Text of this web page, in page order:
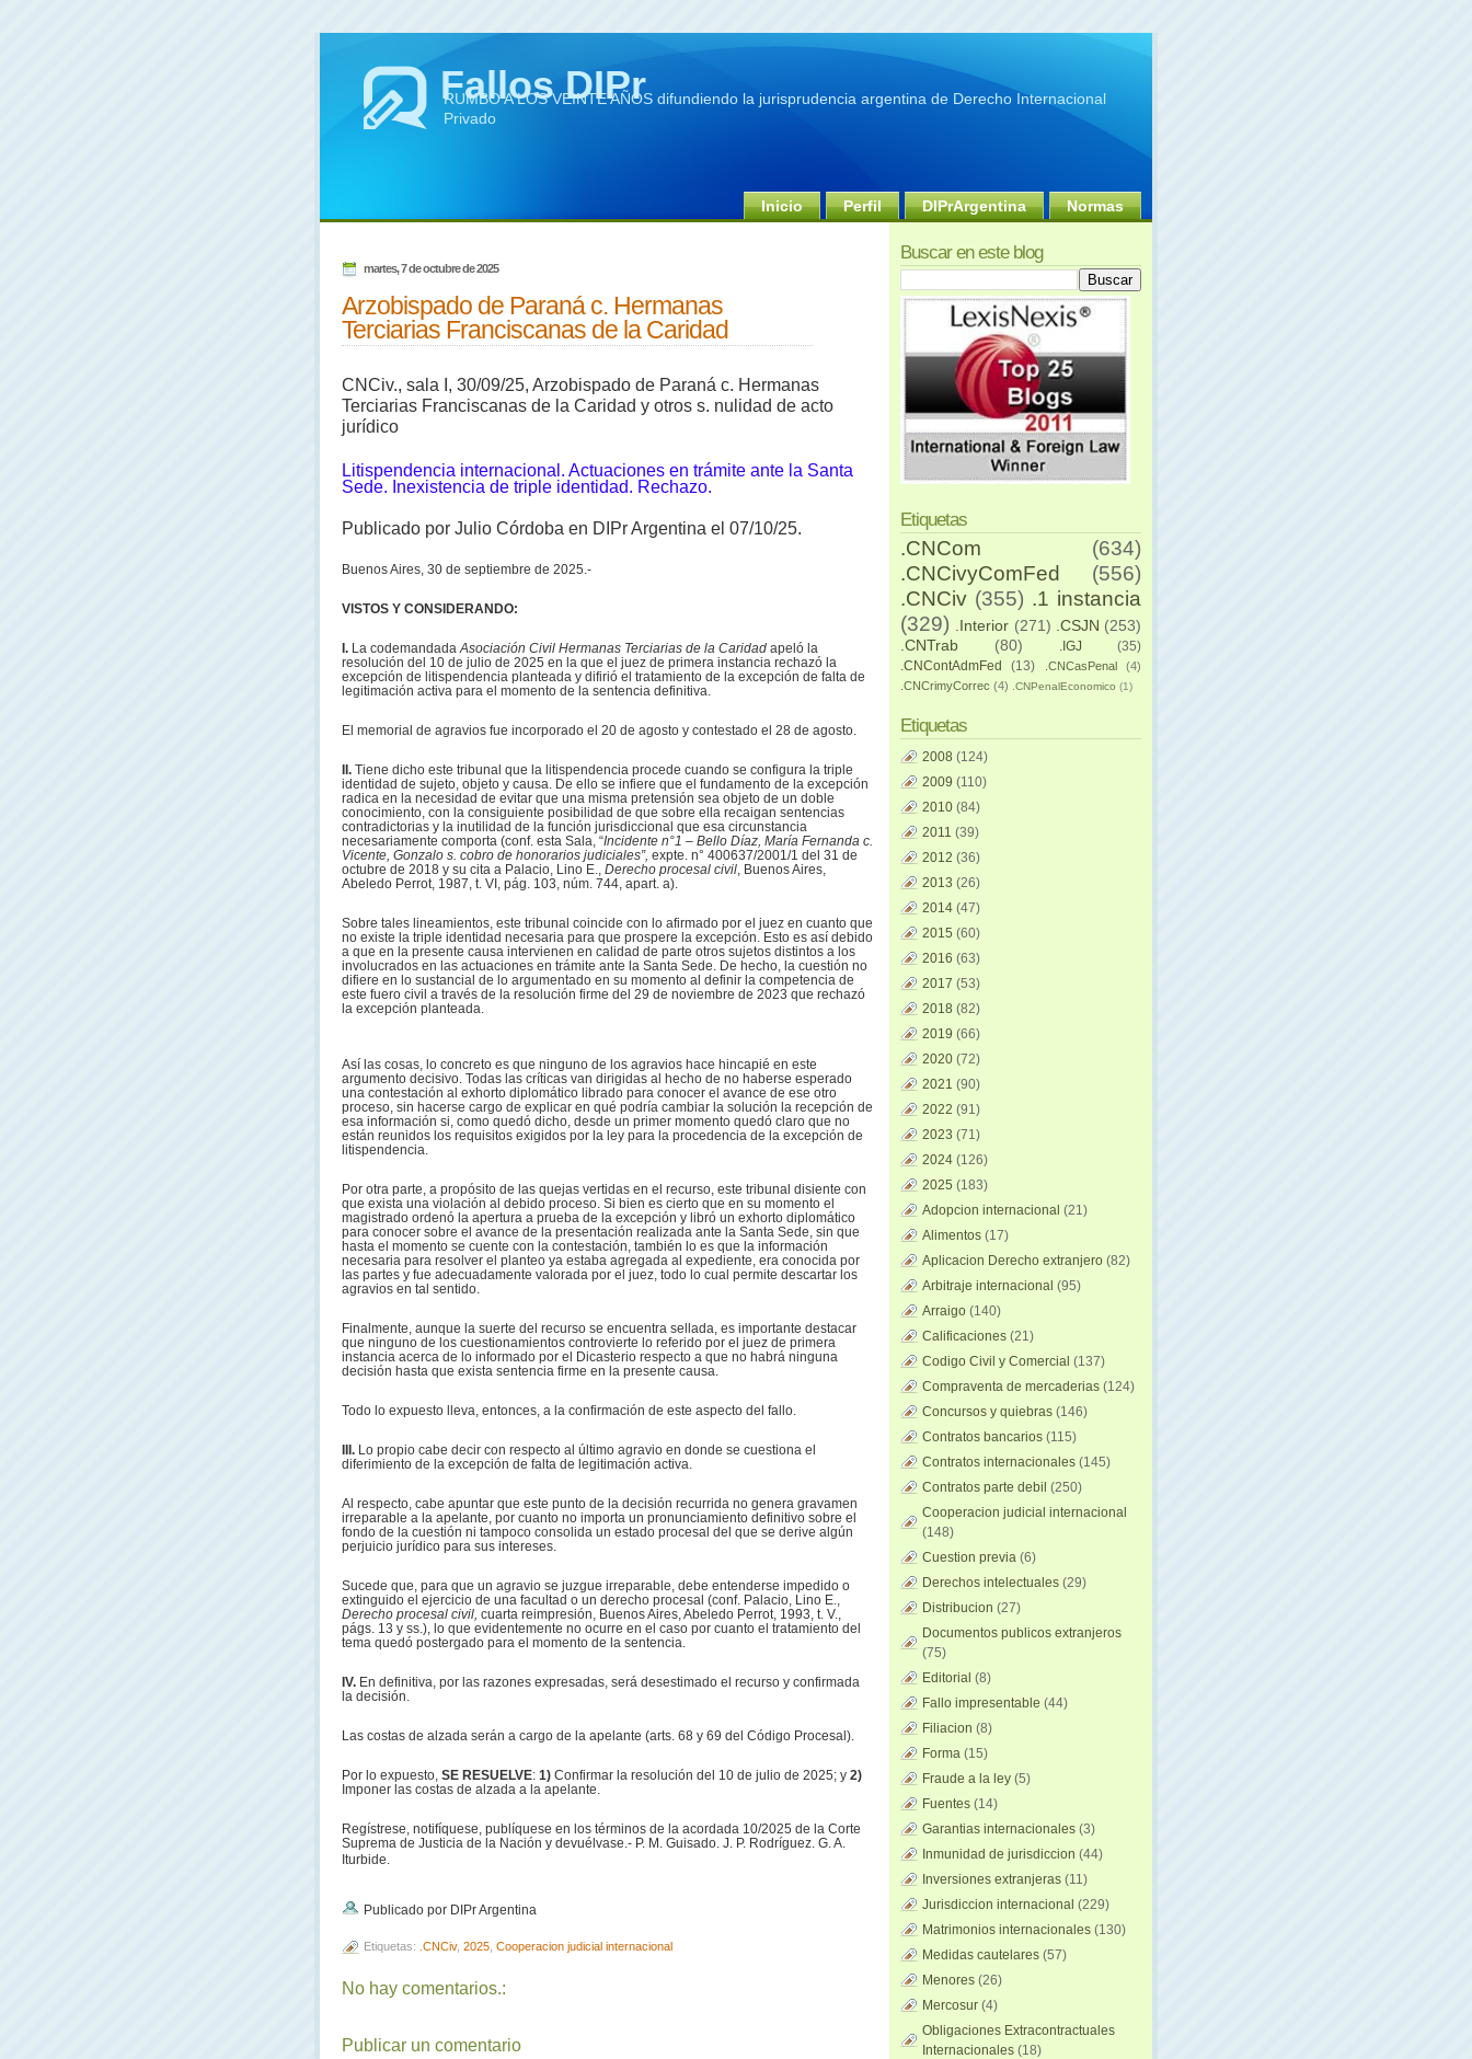
Fallos DIPr
RUMBO A LOS VEINTE AÑOS difundiendo la jurisprudencia argentina de Derecho Internacional
Privado
Inicio Perfil DIPrArgentina Normas
martes, 7 de octubre de 2025
Arzobispado de Paraná c. Hermanas
Terciarias Franciscanas de la Caridad
CNCiv., sala I, 30/09/25, Arzobispado de Paraná c. Hermanas
Terciarias Franciscanas de la Caridad y otros s. nulidad de acto
jurídico
Litispendencia internacional. Actuaciones en trámite ante la Santa
Sede. Inexistencia de triple identidad. Rechazo.
Publicado por Julio Córdoba en DIPr Argentina el 07/10/25.
Buenos Aires, 30 de septiembre de 2025.-
VISTOS Y CONSIDERANDO:
I. La codemandadaAsociación Civil Hermanas Terciarias de la Caridad apeló la
resolución del 10 de julio de 2025 en la que el juez de primera instancia rechazó la
excepción de litispendencia planteada y difirió el tratamiento de la excepción de falta de
legitimación activa para el momento de la sentencia definitiva.
El memorial de agravios fue incorporado el 20 de agosto y contestado el 28 de agosto.
II. Tiene dicho este tribunal que la litispendencia procede cuando se configura la triple
identidad de sujeto, objeto y causa. De ello se infiere que el fundamento de la excepción
radica en la necesidad de evitar que una misma pretensión sea objeto de un doble
conocimiento, con la consiguiente posibilidad de que sobre ella recaigan sentencias
contradictorias y la inutilidad de la función jurisdiccional que esa circunstancia
necesariamente comporta (conf. esta Sala, “Incidente n°1 – Bello Díaz, María Fernanda c.
Vicente, Gonzalo s. cobro de honorarios judiciales”, expte. n° 400637/2001/1 del 31 de
octubre de 2018 y su cita a Palacio, Lino E., Derecho procesal civil, Buenos Aires,
Abeledo Perrot, 1987, t. VI, pág. 103, núm. 744, apart. a).
Sobre tales lineamientos, este tribunal coincide con lo afirmado por el juez en cuanto que
no existe la triple identidad necesaria para que prospere la excepción. Esto es así debido
a que en la presente causa intervienen en calidad de parte otros sujetos distintos a los
involucrados en las actuaciones en trámite ante la Santa Sede. De hecho, la cuestión no
difiere en lo sustancial de lo argumentado en su momento al definir la competencia de
este fuero civil a través de la resolución firme del 29 de noviembre de 2023 que rechazó
la excepción planteada.
Así las cosas, lo concreto es que ninguno de los agravios hace hincapié en este
argumento decisivo. Todas las críticas van dirigidas al hecho de no haberse esperado
una contestación al exhorto diplomático librado para conocer el avance de ese otro
proceso, sin hacerse cargo de explicar en qué podría cambiar la solución la recepción de
esa información si, como quedó dicho, desde un primer momento quedó claro que no
están reunidos los requisitos exigidos por la ley para la procedencia de la excepción de
litispendencia.
Por otra parte, a propósito de las quejas vertidas en el recurso, este tribunal disiente con
que exista una violación al debido proceso. Si bien es cierto que en su momento el
magistrado ordenó la apertura a prueba de la excepción y libró un exhorto diplomático
para conocer sobre el avance de la presentación realizada ante la Santa Sede, sin que
hasta el momento se cuente con la contestación, también lo es que la información
necesaria para resolver el planteo ya estaba agregada al expediente, era conocida por
las partes y fue adecuadamente valorada por el juez, todo lo cual permite descartar los
agravios en tal sentido.
Finalmente, aunque la suerte del recurso se encuentra sellada, es importante destacar
que ninguno de los cuestionamientos controvierte lo referido por el juez de primera
instancia acerca de lo informado por el Dicasterio respecto a que no habrá ninguna
decisión hasta que exista sentencia firme en la presente causa.
Todo lo expuesto lleva, entonces, a la confirmación de este aspecto del fallo.
III. Lo propio cabe decir con respecto al último agravio en donde se cuestiona el
diferimiento de la excepción de falta de legitimación activa.
Al respecto, cabe apuntar que este punto de la decisión recurrida no genera gravamen
irreparable a la apelante, por cuanto no importa un pronunciamiento definitivo sobre el
fondo de la cuestión ni tampoco consolida un estado procesal del que se derive algún
perjuicio jurídico para sus intereses.
Sucede que, para que un agravio se juzgue irreparable, debe entenderse impedido o
extinguido el ejercicio de una facultad o un derecho procesal (conf. Palacio, Lino E.,
Derecho procesal civil, cuarta reimpresión, Buenos Aires, Abeledo Perrot, 1993, t. V.,
págs. 13 y ss.), lo que evidentemente no ocurre en el caso por cuanto el tratamiento del
tema quedó postergado para el momento de la sentencia.
IV. En definitiva, por las razones expresadas, será desestimado el recurso y confirmada
la decisión.
Las costas de alzada serán a cargo de la apelante (arts. 68 y 69 del Código Procesal).
Por lo expuesto, SE RESUELVE: 1) Confirmar la resolución del 10 de julio de 2025; y 2)
Imponer las costas de alzada a la apelante.
Regístrese, notifíquese, publíquese en los términos de la acordada 10/2025 de la Corte
Suprema de Justicia de la Nación y devuélvase.- P. M. Guisado. J. P. Rodríguez. G. A.
Iturbide.
Publicado por DIPr Argentina
Etiquetas: .CNCiv, 2025 Cooperacion judicial internacional
No hay comentarios.:
Publicar un comentario
Buscar en este blog
Etiquetas
.CNCom
(634)
.CNCivyComFed
(556)
.CNCiv (355) .1 instancia
(329)
.Interior (271) .CSJN (253)
.CNTrab
(80) .IGJ
(35)
.CNContAdmFed
(13) .CNCasPenal
(4)
.CNCrimyCorrec (4) .CNPenalEconomico (1)
Etiquetas
2008 (124)
2009 (110)
2010 (84)
2011 (39)
2012 (36)
2013 (26)
2014 (47)
2015 (60)
2016 (63)
2017 (53)
2018 (82)
2019 (66)
2020 (72)
2021 (90)
2022 (91)
2023 (71)
2024 (126)
2025 (183)
Adopcion internacional (21)
Alimentos (17)
Aplicacion Derecho extranjero (82)
Arbitraje internacional (95)
Arraigo (140)
Calificaciones (21)
Codigo Civil y Comercial (137)
Compraventa de mercaderias (124)
Concursos y quiebras (146)
Contratos bancarios (115)
Contratos internacionales (145)
Contratos parte debil (250)
Cooperacion judicial internacional
(148)
Cuestion previa (6)
Derechos intelectuales (29)
Distribucion (27)
Documentos publicos extranjeros
(75)
Editorial (8)
Fallo impresentable (44)
Filiacion (8)
Forma (15)
Fraude a la ley (5)
Fuentes (14)
Garantias internacionales (3)
Inmunidad de jurisdiccion (44)
Inversiones extranjeras (11)
Jurisdiccion internacional (229)
Matrimonios internacionales (130)
Medidas cautelares (57)
Menores (26)
Mercosur (4)
Obligaciones Extracontractuales
Internacionales (18)